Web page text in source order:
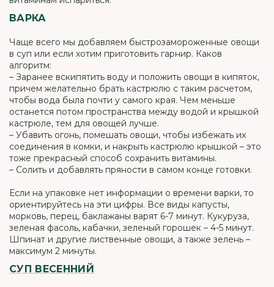
ВАРКА
Чаще всего мы добавляем быстрозамороженные овощи
в суп или если хотим приготовить гарнир. Каков
алгоритм:
– Заранее вскипятить воду и положить овощи в кипяток,
причем желательно брать кастрюлю с таким расчетом,
чтобы вода была почти у самого края. Чем меньше
останется потом пространства между водой и крышкой
кастрюле, тем для овощей лучше.
– Убавить огонь, помешать овощи, чтобы избежать их
соединения в комки, и накрыть кастрюлю крышкой – это
тоже прекрасный способ сохранить витамины.
– Солить и добавлять пряности в самом конце готовки.
Если на упаковке нет информации о времени варки, то
ориентируйтесь на эти цифры. Все виды капусты,
морковь, перец, баклажаны варят 6-7 минут. Кукуруза,
зеленая фасоль, кабачки, зеленый горошек – 4-5 минут.
Шпинат и другие лиственные овощи, а также зелень –
максимум 2 минуты.
СУП ВЕСЕННИЙ